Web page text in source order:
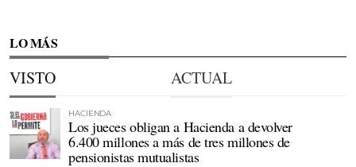
LO MÁS
VISTO ACTUAL
HACIENDA
Los jueces obligan a Hacienda a devolver
6.400 millones a más de tres millones de
pensionistas mutualistas